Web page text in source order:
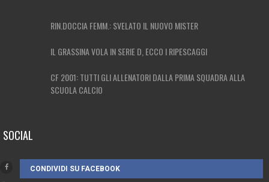
RIN.DOCCIA FEMM.: SVELATO IL NUOVO MISTER
IL GRASSINA VOLA IN SERIE D, ECCO I RIPESCAGGI
CF 2001: TUTTI GLI ALLENATORI DALLA PRIMA SQUADRA ALLA
SCUOLA CALCIO
SOCIAL
CONDIVIDI SU FACEBOOK